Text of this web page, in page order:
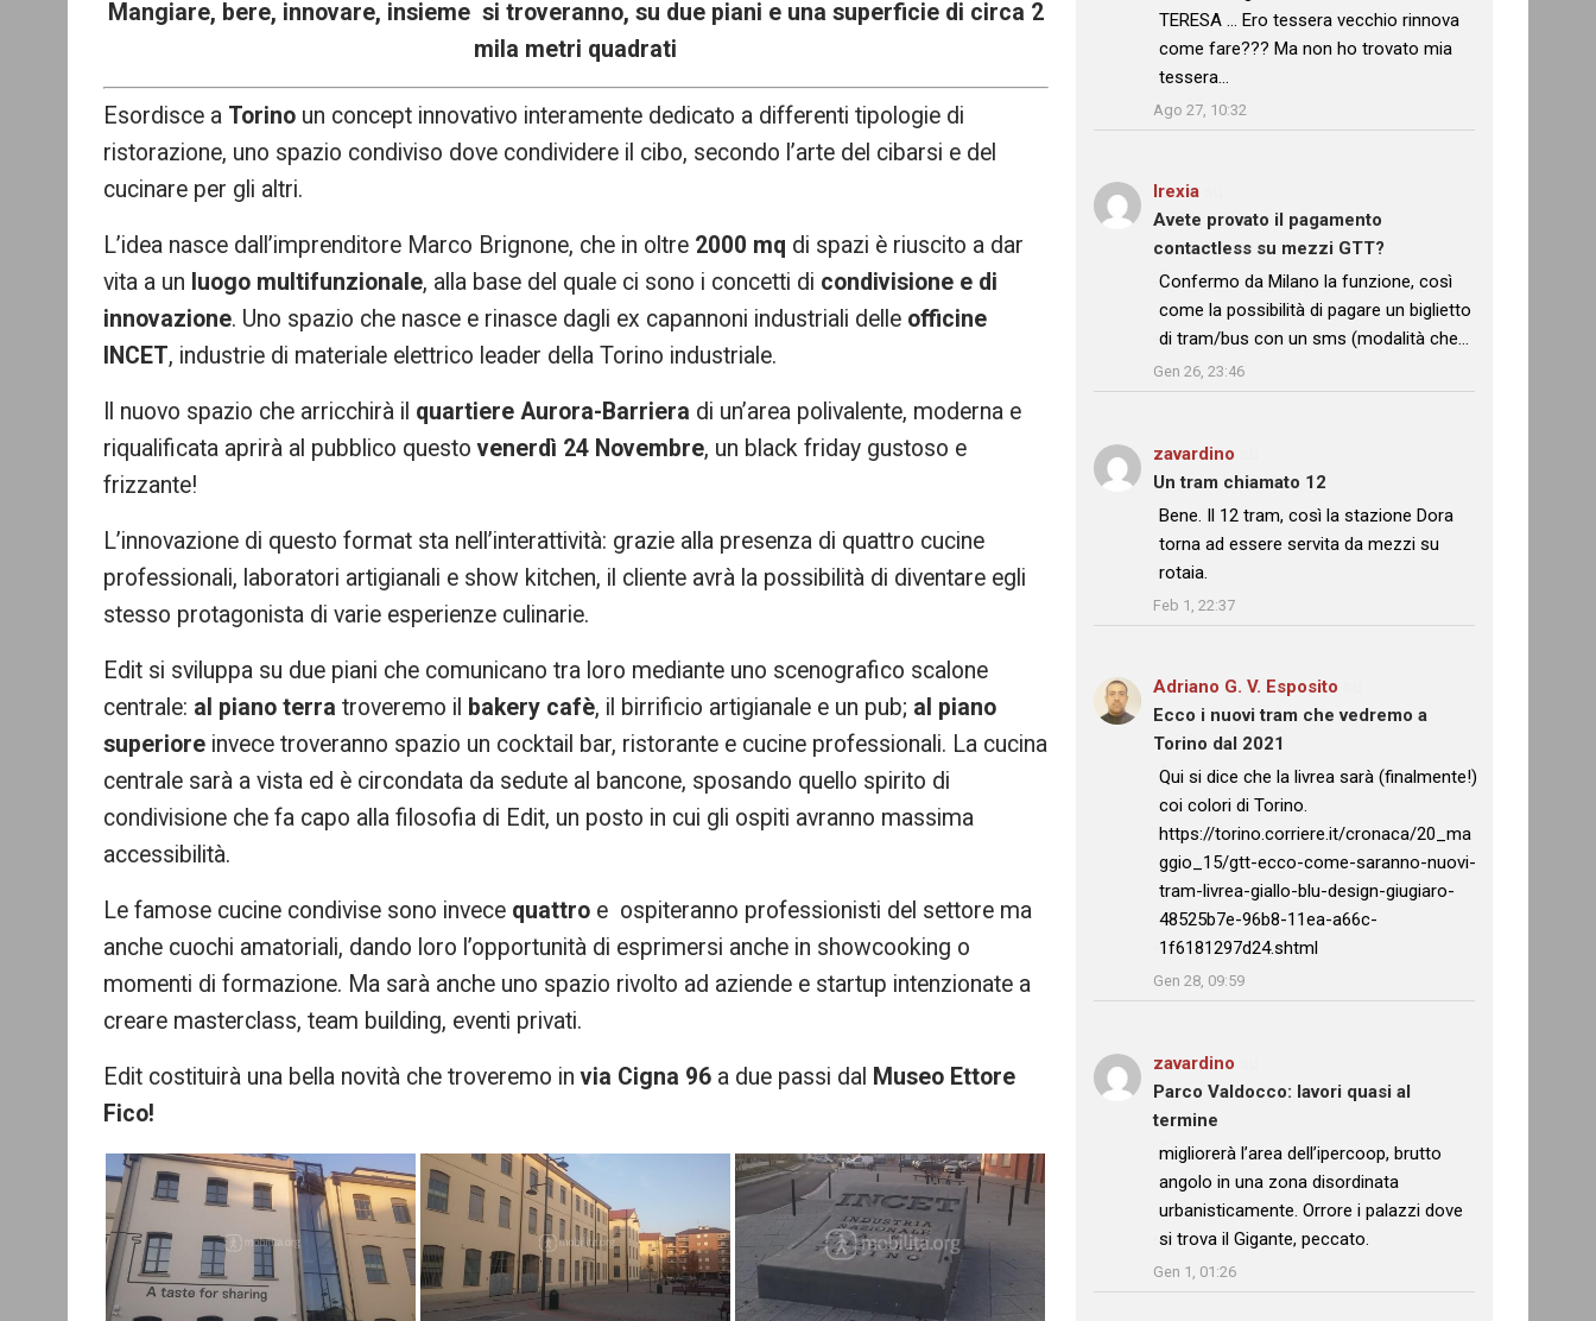
re
Mangiare, bere, innovare, insieme si troveranno, su due piani e una superficie di circa 2
mila metri quadrati
Esordisce a Torino un concept innovativo interamente dedicato a differenti tipologie di
ristorazione, uno spazio condiviso dove condividere il cibo, secondo l’arte del cibarsi e del
cucinare per gli altri.
L’idea nasce dall’imprenditore Marco Brignone, che in oltre 2000 mq di spazi è riuscito a dar
vita a un luogo multifunzionale, alla base del quale ci sono i concetti di condivisione e di
innovazione. Uno spazio che nasce e rinasce dagli ex capannoni industriali delle officine
INCET, industrie di materiale elettrico leader della Torino industriale.
Il nuovo spazio che arricchirà il quartiere Aurora-Barriera di un’area polivalente, moderna e
riqualificata aprirà al pubblico questovenerdì 24 Novembre, un black friday gustoso e
frizzante!
L’innovazione di questo format sta nell’interattività: grazie alla presenza di quattro cucine
professionali, laboratori artigianali e show kitchen, il cliente avrà la possibilità di diventare egli
stesso protagonista di varie esperienze culinarie.
Edit si sviluppa su due piani che comunicano tra loro mediante uno scenografico scalone
centrale: al piano terra troveremo il bakery cafè, il birrificio artigianale e un pub; al piano
superiore invece troveranno spazio un cocktail bar, ristorante e cucine professionali. La cucina
centrale sarà a vista ed è circondata da sedute al bancone, sposando quello spirito di
condivisione che fa capo alla filosofia di Edit, un posto in cui gli ospiti avranno massima
accessibilità.
Le famose cucine condivise sono invece quattro e ospiteranno professionisti del settore ma
anche cuochi amatoriali, dando loro l’opportunità di esprimersi anche in showcooking o
momenti di formazione. Ma sarà anche uno spazio rivolto ad aziende e startup intenzionate a
creare masterclass, team building, eventi privati.
Edit costituirà una bella novità che troveremo invia Cigna 96 a due passi dal Museo Ettore
Fico!
TERESA … Ero tessera vecchio rinnova
come fare??? Ma non ho trovato mia
tessera…
Ago 27, 10:32
Irexia
Avete provato il pagamento
contactless su mezzi GTT?
: “
Confermo da Milano la funzione, così
come la possibilità di pagare un biglietto
di tram/bus con un sms (modalità che…
Gen 26, 23:46
zavardino
Un tram chiamato 12
: “
Bene. Il 12 tram, così la stazione Dora
torna ad essere servita da mezzi su
rotaia.
Feb 1, 22:37
Adriano G. V. Esposito
Ecco i nuovi tram che vedremo a
Torino dal 2021
: “
Qui si dice che la livrea sarà (finalmente!)
coi colori di Torino.
https://torino.corriere.it/cronaca/20_ma
ggio_15/gtt-ecco-come-saranno-nuovi-
tram-livrea-giallo-blu-design-giugiaro-
48525b7e-96b8-11ea-a66c-
1f6181297d24.shtml
Gen 28, 09:59
zavardino
Parco Valdocco: lavori quasi al
termine
: “
migliorerà l’area dell’ipercoop, brutto
angolo in una zona disordinata
urbanisticamente. Orrore i palazzi dove
si trova il Gigante, peccato.
Gen 1, 01:26